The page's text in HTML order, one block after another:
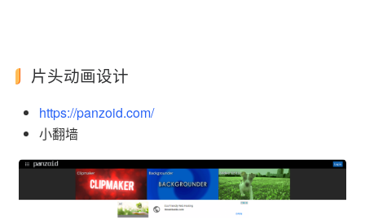
片头动画设计
https://panzoid.com/
小翻墙